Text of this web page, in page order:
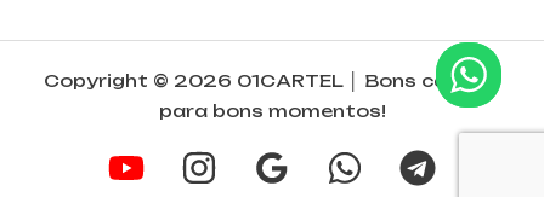
Copyright © 2026 01CARTEL │ Bons carros -
para bons momentos!